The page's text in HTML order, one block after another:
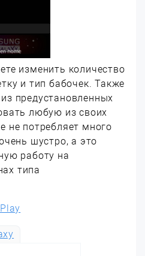
изменить количество
и тип бабочек. Также
предустановленных
любую из своих
не потребляет много
шустро, а это
работу на
типа